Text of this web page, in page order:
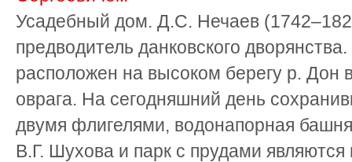
Усадебный дом. Д.С. Нечаев
предводитель данковского
расположен на высоком берегу р. Дон
оврага. На сегодняшний день
двумя флигелями, водонапорная
В.Г. Шухова и парк с прудами являются